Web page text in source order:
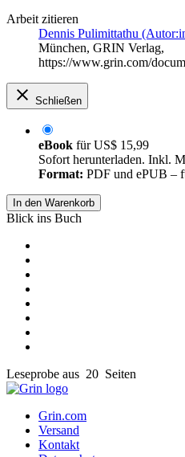
Arbeit zitieren
Dennis Pulimittathu
München, GRIN Verlag,
https://www.grin.com/
Schließen
eBook fürUS$ 15,99
Sofort herunterladen. Inkl.
Format: PDF und ePUB –
In den Warenkorb
Blick ins Buch
Leseprobe aus 20 Seiten
Grin.com
Versand
Kontakt